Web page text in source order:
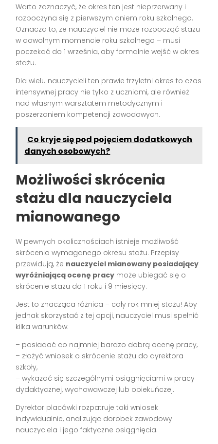
Warto zaznaczyć, że okres ten jest nieprzerwany i
rozpoczyna się z pierwszym dniem roku szkolnego.
Oznacza to, że nauczyciel nie może rozpocząć stażu
w dowolnym momencie roku szkolnego – musi
poczekać do 1 września, aby formalnie wejść w okres
stażu.
Dla wielu nauczycieli ten prawie trzyletni okres to czas
intensywnej pracy nie tylko z uczniami, ale również
nad własnym warsztatem metodycznym i
poszerzaniem kompetencji zawodowych.
Co kryje się pod pojęciem dodatkowych
danych osobowych?
Możliwości skrócenia
stażu dla nauczyciela
mianowanego
W pewnych okolicznościach istnieje możliwość
skrócenia wymaganego okresu stażu. Przepisy
przewidują, że nauczyciel mianowany posiadający
wyróżniającą ocenę pracy może ubiegać się o
skrócenie stażu do 1 roku i 9 miesięcy.
Jest to znacząca różnica – cały rok mniej stażu! Aby
jednak skorzystać z tej opcji, nauczyciel musi spełnić
kilka warunków:
– posiadać co najmniej bardzo dobrą ocenę pracy,
– złożyć wniosek o skrócenie stażu do dyrektora
szkoły,
– wykazać się szczególnymi osiągnięciami w pracy
dydaktycznej, wychowawczej lub opiekuńczej.
Dyrektor placówki rozpatruje taki wniosek
indywidualnie, analizując dorobek zawodowy
nauczyciela i jego faktyczne osiągnięcia.